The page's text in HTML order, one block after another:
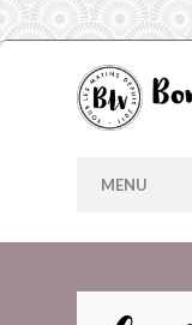
MENU